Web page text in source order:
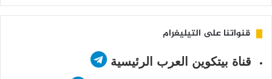
قنواتنا على التيليغرام
قناة بيتكوين العرب الرئيسية